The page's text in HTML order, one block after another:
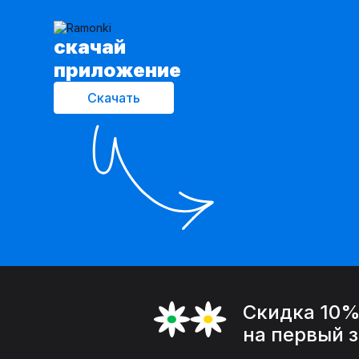
cкачай
приложение
Скачать
Скидка 10%
на первый